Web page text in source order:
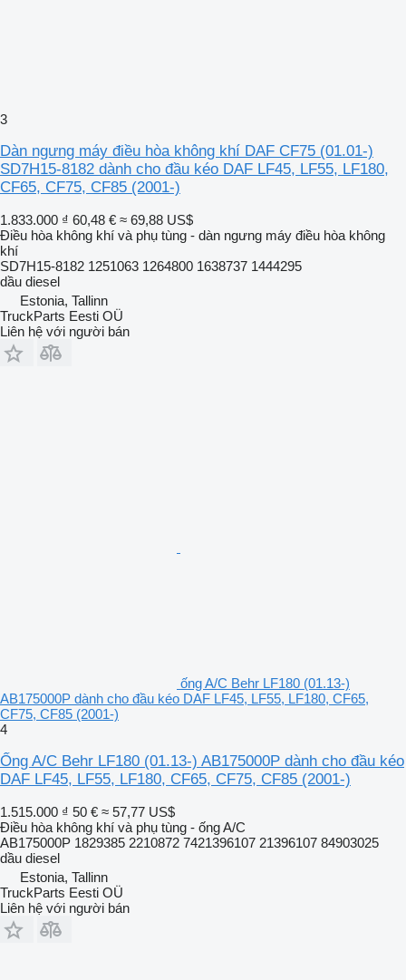
3
Dàn ngưng máy điều hòa không khí DAF CF75 (01.01-)
SD7H15-8182 dành cho đầu kéo DAF LF45, LF55, LF180,
CF65, CF75, CF85 (2001-)
1.833.000 ₫ 60,48 € ≈ 69,88 US$
Điều hòa không khí và phụ tùng - dàn ngưng máy điều hòa không
khí
SD7H15-8182 1251063 1264800 1638737 1444295
dầu diesel
Estonia, Tallinn
TruckParts Eesti OÜ
Liên hệ với người bán
ống A/C Behr LF180 (01.13-)
AB175000P dành cho đầu kéo DAF LF45, LF55, LF180, CF65,
CF75, CF85 (2001-)
4
Ống A/C Behr LF180 (01.13-) AB175000P dành cho đầu kéo
DAF LF45, LF55, LF180, CF65, CF75, CF85 (2001-)
1.515.000 ₫ 50 € ≈ 57,77 US$
Điều hòa không khí và phụ tùng - ống A/C
AB175000P 1829385 2210872 7421396107 21396107 84903025
dầu diesel
Estonia, Tallinn
TruckParts Eesti OÜ
Liên hệ với người bán